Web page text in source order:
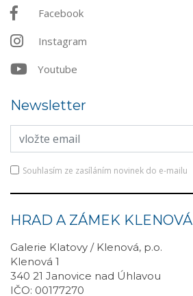
Facebook
Instagram
Youtube
Newsletter
Souhlasím ze zasíláním novinek do e-mailu
HRAD A ZÁMEK KLENOVÁ
Galerie Klatovy / Klenová, p.o.
Klenová 1
340 21 Janovice nad Úhlavou
IČO: 00177270